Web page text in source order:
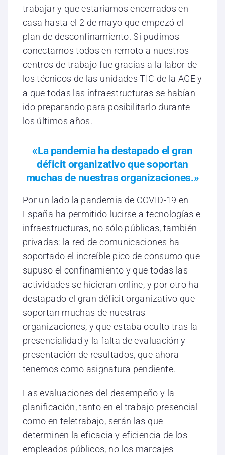
trabajar y que estaríamos encerrados en
casa hasta el 2 de mayo que empezó el
plan de desconfinamiento. Si pudimos
conectarnos todos en remoto a nuestros
centros de trabajo fue gracias a la labor de
los técnicos de las unidades TIC de la AGE y
a que todas las infraestructuras se habían
ido preparando para posibilitarlo durante
los últimos años.
«La pandemia ha destapado el gran
déficit organizativo que soportan
muchas de nuestras organizaciones.»
Por un lado la pandemia de COVID-19 en
España ha permitido lucirse a tecnologías e
infraestructuras, no sólo públicas, también
privadas: la red de comunicaciones ha
soportado el increíble pico de consumo que
supuso el confinamiento y que todas las
actividades se hicieran online, y por otro ha
destapado el gran déficit organizativo que
soportan muchas de nuestras
organizaciones, y que estaba oculto tras la
presencialidad y la falta de evaluación y
presentación de resultados, que ahora
tenemos como asignatura pendiente.
Las evaluaciones del desempeño y la
planificación, tanto en el trabajo presencial
como en teletrabajo, serán las que
determinen la eficacia y eficiencia de los
empleados públicos, no los marcajes